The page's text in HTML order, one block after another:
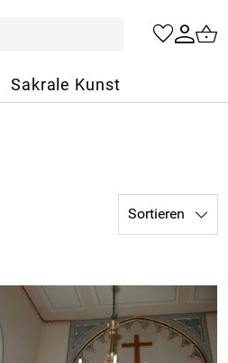
Sakrale Kunst
Sortieren